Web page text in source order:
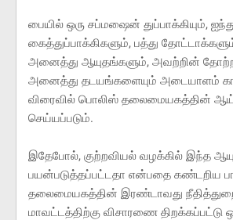
பையில் ஒரு சப்மஷைன் துப்பாக்கியும்,
கைத்துப்பாக்கிகளும், பத்து
அனைத்து ஆயுதங்களும், அவற்றின்
அனைத்து தடயங்களையும் அடையாளம்
விரைவில் பொலிஸ் தலைமையகத்தின்
செய்யப்படும்.
இதேபோல், குற்றவியல் வழக்கில் இந்த
பயன்படுத்தப்பட்டதா என்பதை கண்டறிய
தலைமையகத்தின் இரண்டாவது
மாவட்டத்திற்கு விசாரணை திறக்கப்பட்டு